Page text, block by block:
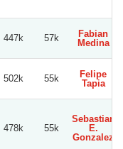
447k 57k
Fabian
Medina
502k 55k
Felipe
Tapia
478k 55k
Sebastian
E.
Gonzalez